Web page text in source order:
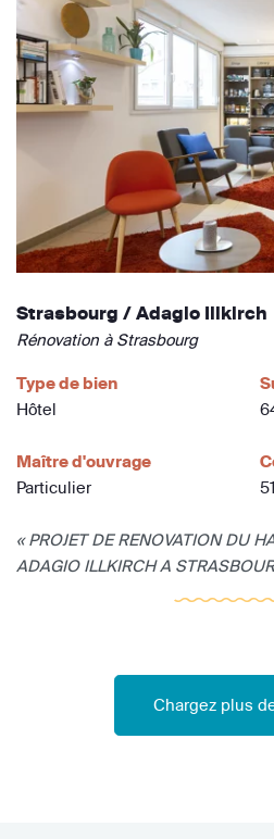
Strasbourg / Adagio Illkirch
Rénovation à Strasbourg
Type de bien
Hôtel
Maître d'ouvrage
Particulier
« PROJET DE RENOVATION DU
ADAGIO ILLKIRCH A
Chargez plus